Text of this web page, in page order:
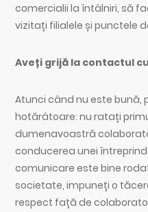
comercialii la întâlniri, să
vizitați filialele și punctele
Aveți grijă la contactul
Atunci când nu este bună,
hotărâtoare: nu ratați
dumenavoastră
conducerea unei
comunicare este bine
societate, impuneți o
respect față de